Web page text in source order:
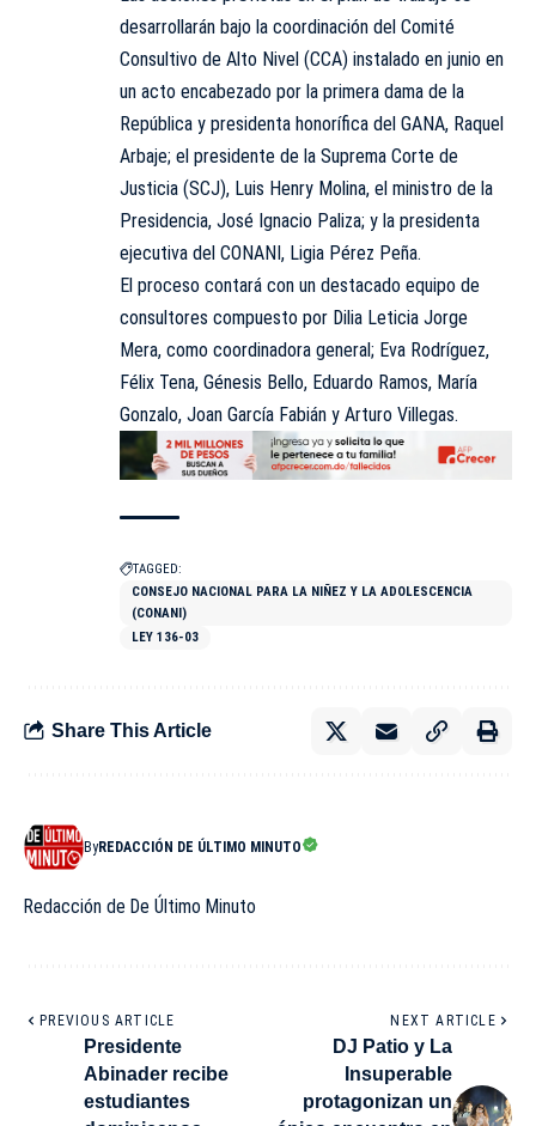
desarrollarán bajo la coordinación del Comité
Consultivo de Alto Nivel (CCA) instalado en junio en
un acto encabezado por la primera dama de la
República y presidenta honorífica del GANA, Raquel
Arbaje; el presidente de la Suprema Corte de
Justicia (SCJ), Luis Henry Molina, el ministro de la
Presidencia, José Ignacio Paliza; y la presidenta
ejecutiva del CONANI, Ligia Pérez Peña.
El proceso contará con un destacado equipo de
consultores compuesto por Dilia Leticia Jorge
Mera, como coordinadora general; Eva Rodríguez,
Félix Tena, Génesis Bello, Eduardo Ramos, María
Gonzalo, Joan García Fabián y Arturo Villegas.
TAGGED:
CONSEJO NACIONAL PARA LA NIÑEZ Y LA ADOLESCENCIA
(CONANI)
LEY 136-03
Share This Article
ByREDACCIÓN DE ÚLTIMO MINUTO
Redacción de De Último Minuto
PREVIOUS ARTICLE
Presidente
Abinader recibe
estudiantes
NEXT ARTICLE
DJ Patio y La
Insuperable
protagonizan un